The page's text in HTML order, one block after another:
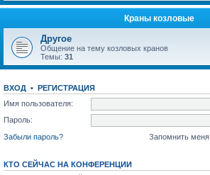
Краны козловые
Другое
Общение на тему козловых кранов
Темы: 31
ВХОД • РЕГИСТРАЦИЯ
Имя пользователя:
Пароль:
Забыли пароль?
Запомнить меня
КТО СЕЙЧАС НА КОНФЕРЕНЦИИ